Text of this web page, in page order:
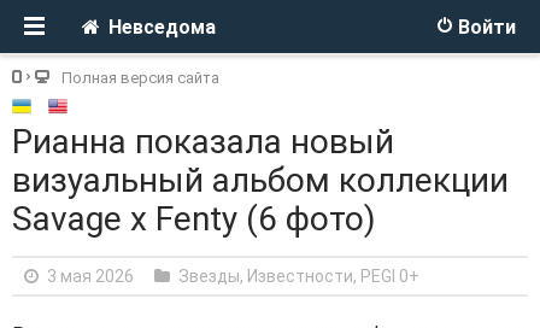
Войти
Невседома
Полная версия сайта
Рианна показала новый
визуальный альбом коллекции
Savage x Fenty (6 фото)
3 мая 2026 Звезды, Известности, PEGI 0+